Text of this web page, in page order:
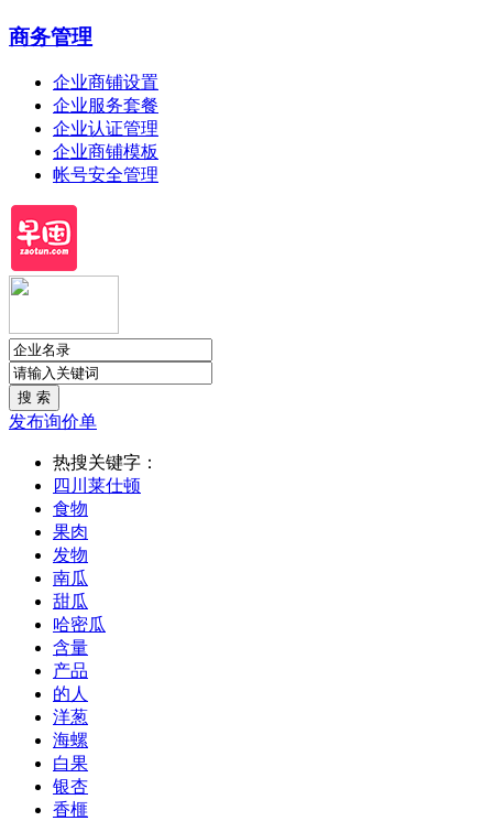
商务管理
企业商铺设置
企业服务套餐
企业认证管理
企业商铺模板
帐号安全管理
发布询价单
热搜关键字：
四川莱仕顿
食物
果肉
发物
南瓜
甜瓜
哈密瓜
含量
产品
的人
洋葱
海螺
白果
银杏
香榧